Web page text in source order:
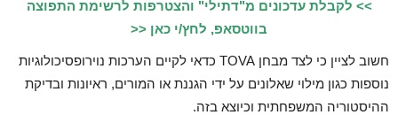
>> לקבלת עדכונים מ"דתילי" והצטרפות לרשימת התפוצה
בווטסאפ, לחץ/י כאן <<
חשוב לציין כי לצד מבחן TOVA כדאי לקיים הערכות נוירופסיכולוגיות
נוספות כגון מילוי שאלונים על ידי הגננת או המורים, ראיונות ובדיקת
ההיסטוריה המשפחתית וכיוצא בזה.